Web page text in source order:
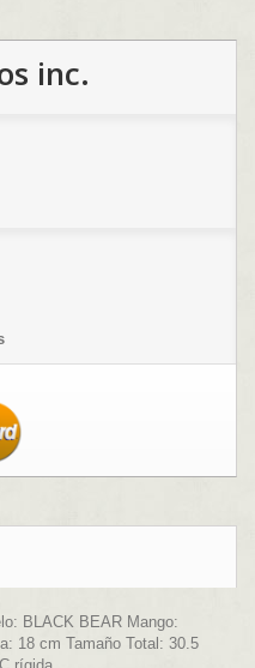
inc.
BLACK BEAR Mango:
18 cm Tamaño Total: 30.5